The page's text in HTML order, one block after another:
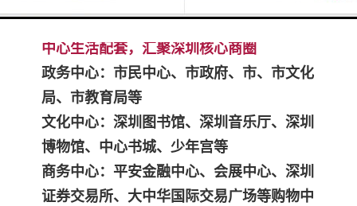
路线
中心生活配套，汇聚深圳核心商圈
政务中心：市民中心、市政府、市、市文化
局、市教育局等
文化中心：深圳图书馆、深圳音乐厅、深圳
博物馆、中心书城、少年宫等
商务中心：平安金融中心、会展中心、深圳
证券交易所、大中华国际交易广场等购物中